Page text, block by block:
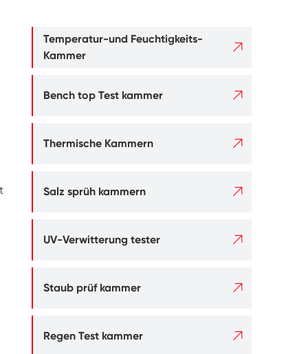
Temperatur-und Feuchtigkeits-
Kammer

Bench top Test kammer 
Thermische Kammern 
Salz sprüh kammern 
UV-Verwitterung tester 
Staub prüf kammer 
Regen Test kammer 